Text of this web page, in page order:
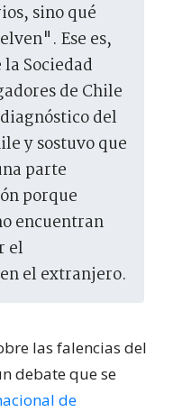
sino qué
Ese es,
Sociedad
de Chile
del
y sostuvo que
parte
porque
encuentran
el
el extranjero.
las falencias del
debate que se
de